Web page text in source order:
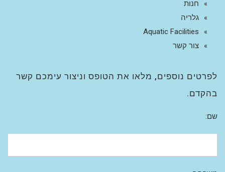
חנות
גלריה
Aquatic Facilities
צור קשר
לפרטים נוספים, מלאו את הטופס וניצור עימכם קשר
בהקדם.
שם: